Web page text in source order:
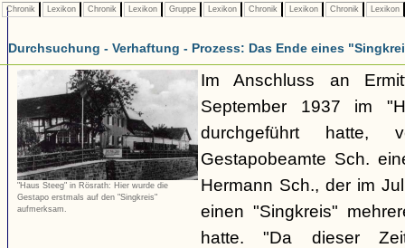
Chronik Lexikon Chronik Lexikon Gruppe Lexikon Chronik Lexikon Chronik Lexikon
Durchsuchung - Verhaftung - Prozess: Das Ende eines
"Haus Steeg" in Rösrath: Hier wurde die
Gestapo erstmals auf den "Singkreis"
aufmerksam.
Im Anschluss an
September 1937 im
durchgeführt hatte,
Gestapobeamte Sch.
Hermann Sch., der im
einen "Singkreis"
hatte. "Da dieser